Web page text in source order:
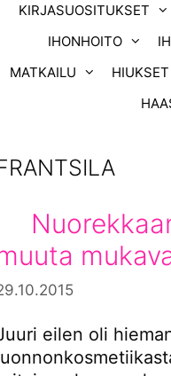
KIRJASUOSITUKSET
IHONHOITO
MATKAILU
HIUKSET
eilen oli